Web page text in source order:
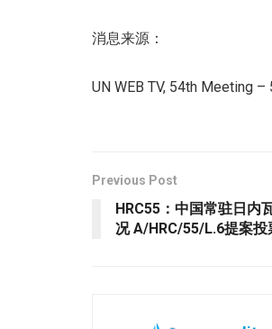
消息来源：
UN WEB TV, 54th Meeting
Previous Post
HRC55：中国常驻日内
况 A/HRC/55/L.6提案